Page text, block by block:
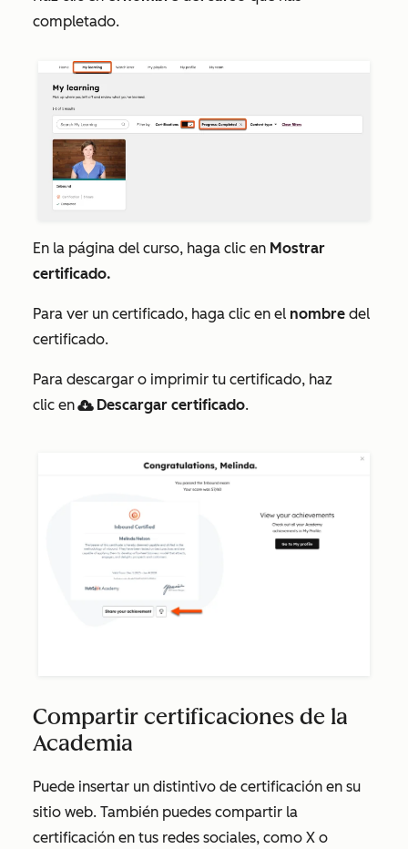
completado.
En la página del curso, haga clic en Mostrar
certificado.
Para ver un certificado, haga clic en el nombre del
certificado.
Para descargar o imprimir tu certificado, haz
clic endownload Descargar certificado.
Compartir certificaciones de la
Academia
Puede insertar un distintivo de certificación en su
sitio web. También puedes compartir la
certificación en tus redes sociales, como X o